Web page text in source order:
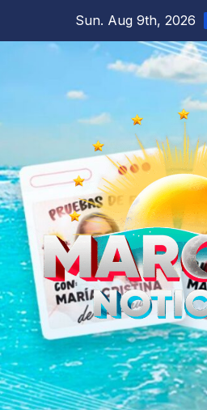
Sun. Aug 9th, 2026